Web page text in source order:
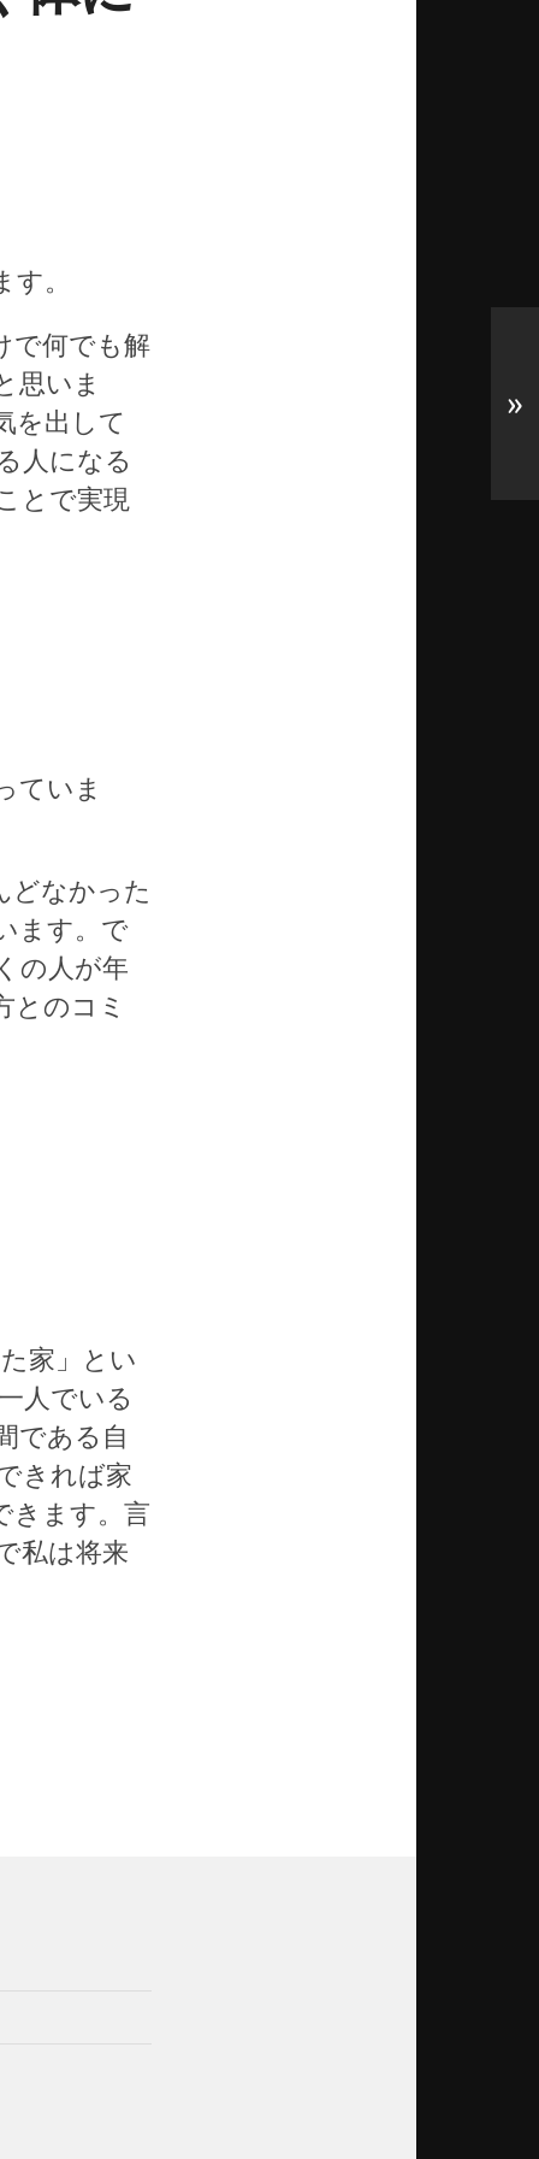
。
で何でも解
思いま
を出して
人になる
とで実現
ていま
どなかった
ます。で
の人が年
とのコミ
家」とい
人でいる
である自
きれば家
きます。言
私は将来
»